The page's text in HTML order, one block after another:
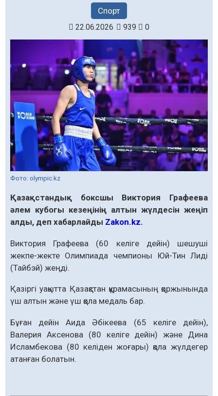
Спорт
22.06.2026 939 0
Фото: olympic.kz
Қазақстандық боксшы Виктория Графеева
әлем кубогы кезеңінің алтын жүлдесін жеңіп
алды, деп хабарлайды Zakon.kz.
Виктория Графеева (60 келіге дейін) шешуші
жекпе-жекте Олимпиада чемпионы Юй-Тин Лиді
(Тайбэй) жеңді.
Қазіргі уақытта Қазақстан құрамасының қоржынында
үш алтын және үш қола медаль бар.
Бұған дейін Аида Әбікеева (65 келіге дейін),
Валерия Аксенова (80 келіге дейін) және Дина
Исламбекова (80 келіден жоғары) қола жүлдегер
атанған болатын.